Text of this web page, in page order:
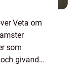
Veta om
som
givande